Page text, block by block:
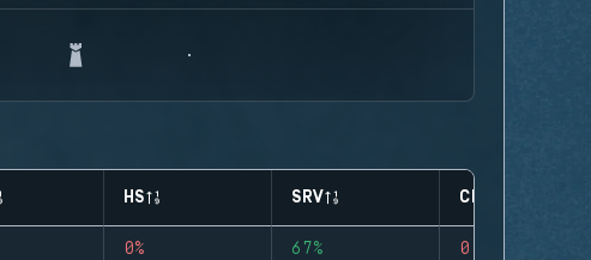
HS SRV CLUTCHES
0% 67% 0